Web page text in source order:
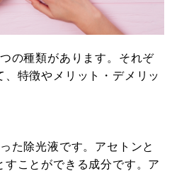
の種類があります。それぞ
特徴やメリット・デメリッ
た除光液です。アセトンと
ことができる成分です。ア